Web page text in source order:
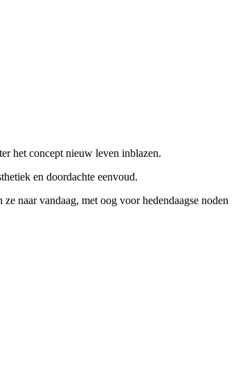
het concept nieuw leven inblazen.
en doordachte eenvoud.
naar vandaag, met oog voor hedendaagse noden